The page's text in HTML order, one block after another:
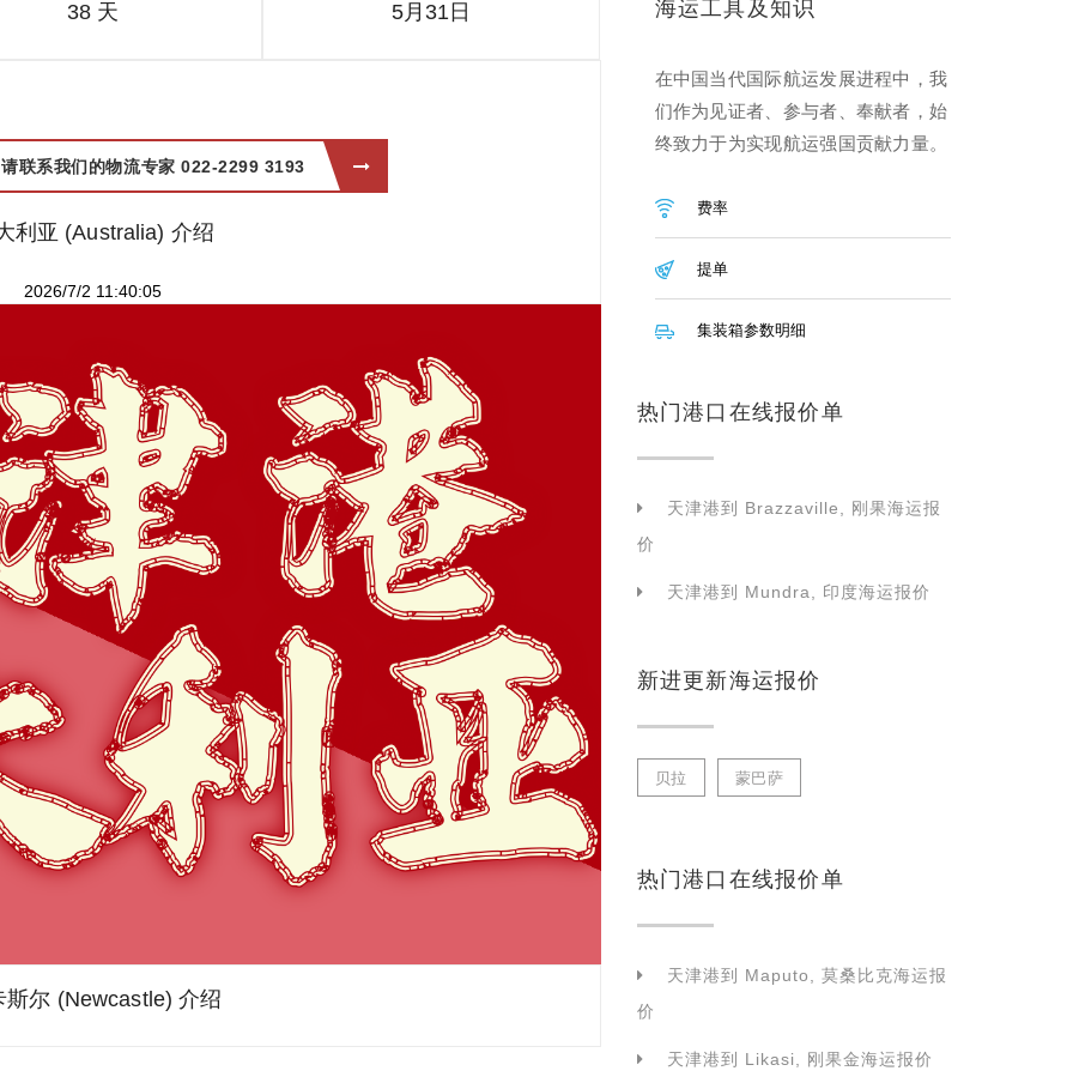
38 天 5月31日
联系我们的物流专家 022-2299 3193
利亚 (Australia) 介绍
2026/7/2 11:40:05
斯尔 (Newcastle) 介绍
海运工具及知识
在中国当代国际航运发展进程中，我
们作为见证者、参与者、奉献者，始
终致力于为实现航运强国贡献力量。
费率
提单
集装箱参数明细
热门港口在线报价单
天津港到 Brazzaville, 刚果海运报
价
天津港到 Mundra, 印度海运报价
新进更新海运报价
贝拉 蒙巴萨
热门港口在线报价单
天津港到 Maputo, 莫桑比克海运报
价
天津港到 Likasi, 刚果金海运报价